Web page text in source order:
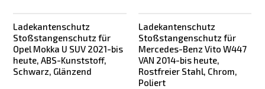
Ladekantenschutz
Stoßstangenschutz für
Opel Mokka U SUV 2021-bis
heute, ABS-Kunststoff,
Schwarz, Glänzend
Ladekantenschutz
Stoßstangenschutz für
Mercedes-Benz Vito W447
VAN 2014-bis heute,
Rostfreier Stahl, Chrom,
Poliert